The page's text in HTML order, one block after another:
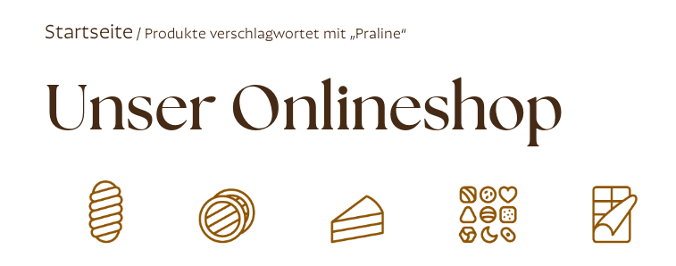
Startseite / Produkte verschlagwortet mit „Praline“
Unser Onlineshop